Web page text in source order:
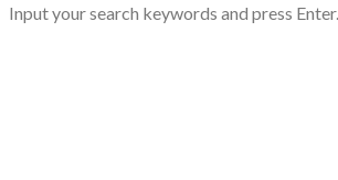
Input your search keywords and press Enter.